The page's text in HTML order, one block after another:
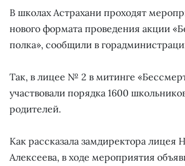
В школах Астрахани проходят
нового формата проведения акции
полка», сообщили в
Так, в лицее № 2 в митинге
участвовали порядка 1600
родителей.
Как рассказала замдиректора лицея
Алексеева, в ходе мероприятия